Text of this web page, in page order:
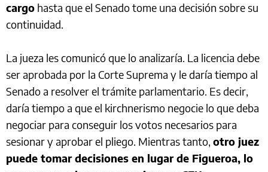
cargo hasta que el Senado tome una decisión sobre su
continuidad.
La jueza les comunicó que lo analizaría. La licencia debe
ser aprobada por la Corte Suprema y le daría tiempo al
Senado a resolver el trámite parlamentario. Es decir,
daría tiempo a que el kirchnerismo negocie lo que deba
negociar para conseguir los votos necesarios para
sesionar y aprobar el pliego. Mientras tanto, otro juez
puede tomar decisiones en lugar de Figueroa, lo